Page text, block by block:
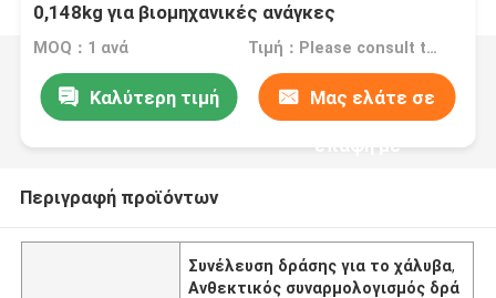
0,148kg για βιομηχανικές ανάγκες
MOQ：1 ανά Τιμή：Please consult the sales representative for details
Καλύτερη τιμή Μας ελάτε σε
επαφή με
Περιγραφή προϊόντων
Συνέλευση δράσης για το χάλυβα,
Ανθεκτικός συναρμολογισμός δρά